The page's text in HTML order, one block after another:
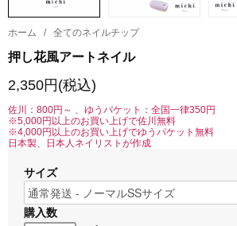
ホーム / 全てのネイルチップ
押し花風アートネイル
2,350円(税込)
佐川：800円～ 、ゆうパケット：全国一律350円
※5,000円以上のお買い上げで佐川無料
※4,000円以上のお買い上げでゆうパケット無料
日本製、日本人ネイリストが作成
サイズ
購入数